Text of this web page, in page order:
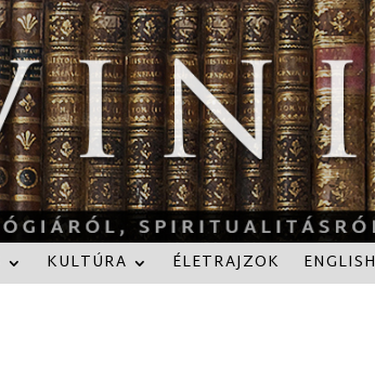
KULTÚRA ÉLETRAJZOK ENGLISH